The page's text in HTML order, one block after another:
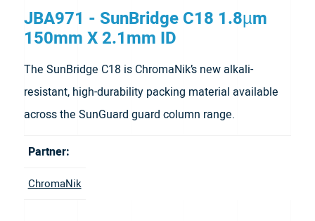
JBA971 - SunBridge C18 1.8µm
150mm X 2.1mm ID
The SunBridge C18 is ChromaNik’s new alkali-
resistant, high-durability packing material available
across the SunGuard guard column range.
Partner:
ChromaNik